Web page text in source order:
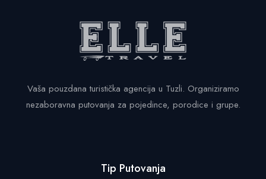
Vaša pouzdana turistička agencija u Tuzli. Organiziramo
nezaboravna putovanja za pojedince, porodice i grupe.
Tip Putovanja